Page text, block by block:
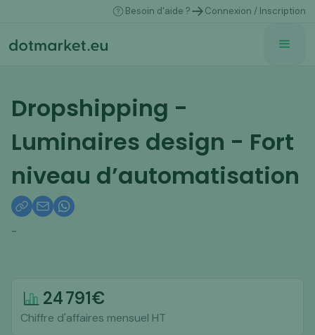
Besoin d'aide ? Connexion / Inscription
Dropshipping -
Luminaires design - Fort
niveau d’automatisation
-
24 791€
Chiffre d'affaires mensuel HT